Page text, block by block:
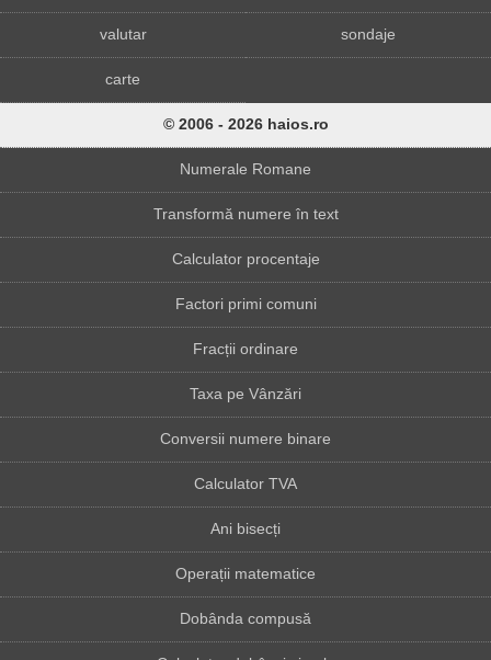
valutar sondaje
carte
© 2006 - 2026 haios.ro
Numerale Romane
Transformă numere în text
Calculator procentaje
Factori primi comuni
Fracții ordinare
Taxa pe Vânzări
Conversii numere binare
Calculator TVA
Ani bisecți
Operații matematice
Dobânda compusă